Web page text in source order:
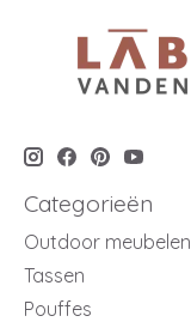
Categorieën
Outdoor meubelen
Tassen
Pouffes